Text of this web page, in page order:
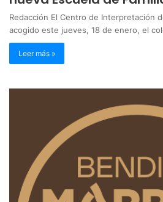
Redacción El Centro de Interpretación
acogido este jueves, 18 de enero, el
Leer más »